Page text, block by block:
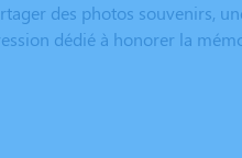
des photos souvenirs,
dédié à honorer la